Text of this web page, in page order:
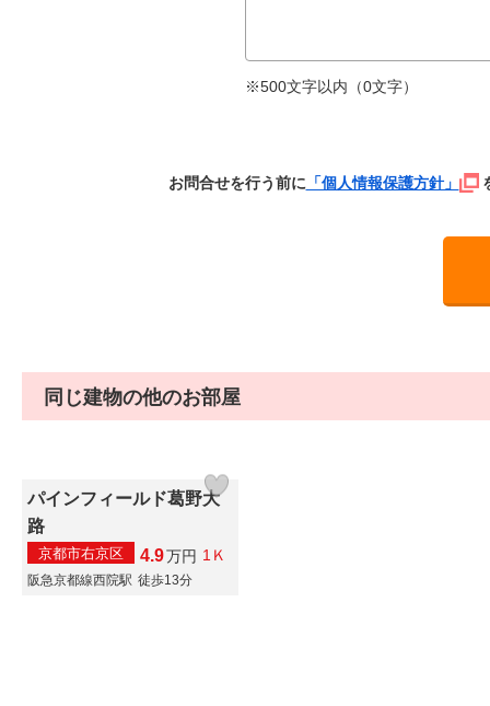
※500文字以内（0文字）
お問合せを行う前に「個人情報保護方針」
同じ建物の他のお部屋
パインフィールド葛野大
路
京都市右京区 4.9万円 1Ｋ
阪急京都線西院駅 徒歩13分